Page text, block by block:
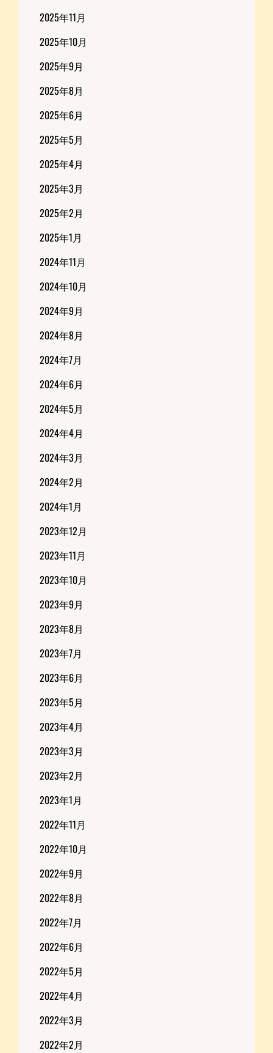
2025年11月
2025年10月
2025年9月
2025年8月
2025年6月
2025年5月
2025年4月
2025年3月
2025年2月
2025年1月
2024年11月
2024年10月
2024年9月
2024年8月
2024年7月
2024年6月
2024年5月
2024年4月
2024年3月
2024年2月
2024年1月
2023年12月
2023年11月
2023年10月
2023年9月
2023年8月
2023年7月
2023年6月
2023年5月
2023年4月
2023年3月
2023年2月
2023年1月
2022年11月
2022年10月
2022年9月
2022年8月
2022年7月
2022年6月
2022年5月
2022年4月
2022年3月
2022年2月